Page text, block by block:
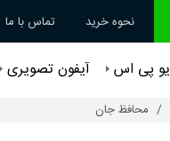
نحوه خرید تماس با ما
یو پی اس آیفون تصویری
محافظ جان